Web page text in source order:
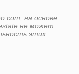
на основе
не может
этих